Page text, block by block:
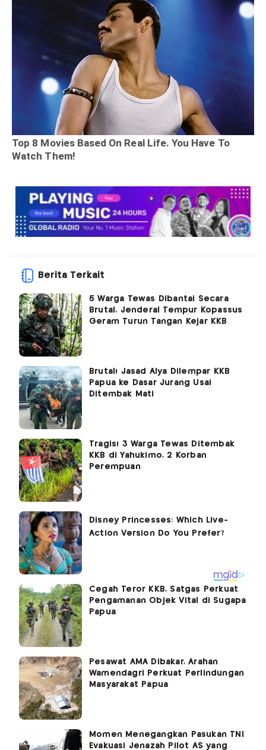
Berita Terkait
5 Warga Tewas Dibantai Secara
Brutal, Jenderal Tempur Kopassus
Geram Turun Tangan Kejar KKB
Brutal! Jasad Alya Dilempar KKB
Papua ke Dasar Jurang Usai
Ditembak Mati
Tragis! 3 Warga Tewas Ditembak
KKB di Yahukimo, 2 Korban
Perempuan
Cegah Teror KKB, Satgas Perkuat
Pengamanan Objek Vital di Sugapa
Papua
Pesawat AMA Dibakar, Arahan
Wamendagri Perkuat Perlindungan
Masyarakat Papua
Momen Menegangkan Pasukan TNI
Evakuasi Jenazah Pilot AS yang